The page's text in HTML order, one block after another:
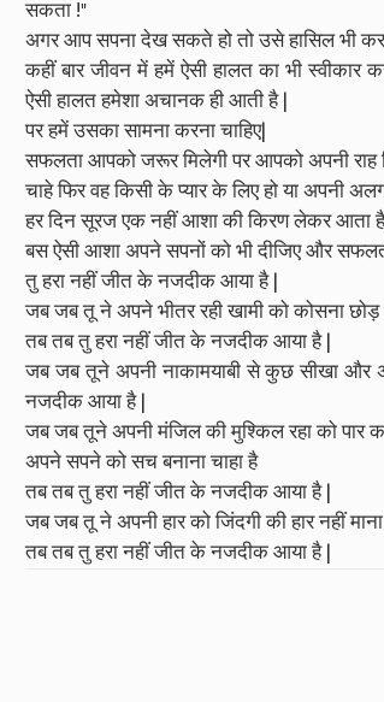
सकता !"
अगर आप सपना देख सकते हो तो उसे हासिल भी
कहीं बार जीवन में हमें ऐसी हालत का भी स्वीकार
ऐसी हालत हमेशा अचानक ही आती है |
पर हमें उसका सामना करना चाहिए|
सफलता आपको जरूर मिलेगी पर आपको अपनी राह
चाहे फिर वह किसी के प्यार के लिए हो या अपनी
हर दिन सूरज एक नहीं आशा की किरण लेकर आता
बस ऐसी आशा अपने सपनों को भी दीजिए और
तु हरा नहीं जीत के नजदीक आया है |
जब जब तू ने अपने भीतर रही खामी को कोसना
तब तब तु हरा नहीं जीत के नजदीक आया है |
जब जब तूने अपनी नाकामयाबी से कुछ सीखा और
नजदीक आया है |
जब जब तूने अपनी मंजिल की मुश्किल रहा को पार
अपने सपने को सच बनाना चाहा है
तब तब तु हरा नहीं जीत के नजदीक आया है |
जब जब तू ने अपनी हार को जिंदगी की हार नहीं
तब तब तु हरा नहीं जीत के नजदीक आया है |